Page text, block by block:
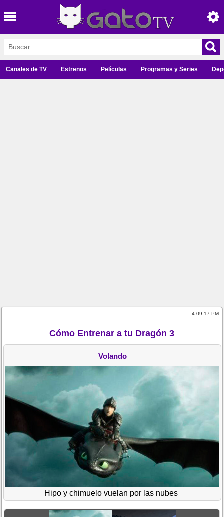
Canales de TV Estrenos Películas Programas y Series
4:09:17 PM
Cómo Entrenar a tu Dragón 3
Volando
Hipo y chimuelo vuelan por las nubes